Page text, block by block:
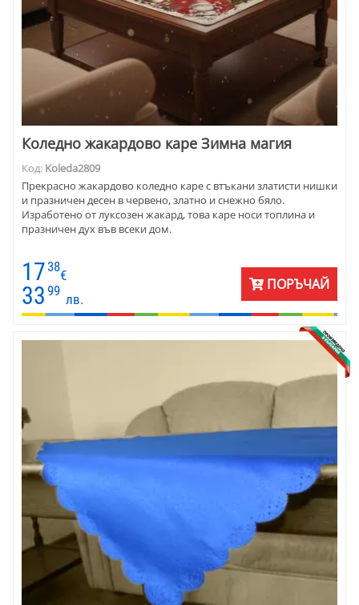
Коледно жакардово каре Зимна магия
Код: Koleda2809
Прекрасно жакардово коледно каре с втъкани златисти нишки
и празничен десен в червено, златно и снежно бяло.
Изработено от луксозен жакард, това каре носи топлина и
празничен дух във всеки дом.
17 38
€
33 99
лв.
ПОРЪЧАЙ